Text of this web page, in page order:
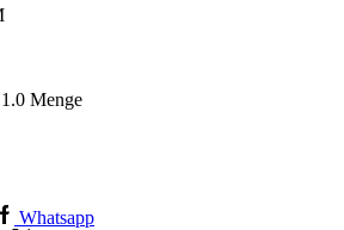
Menge
Whatsapp